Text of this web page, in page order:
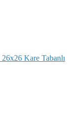
26x26 Kare Tabanlı